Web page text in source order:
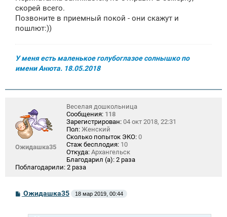
щ
н
и
скорей всего.
Позвоните в приемный покой - они скажут и
пошлют:))
У меня есть маленькое голубоглазое солнышко по
имени Анюта. 18.05.2018
Ожидашка35
Веселая дошкольница
Сообщения: 118
Зарегистрирован: 04 окт 2018, 22:31
Пол: Женский
Сколько попыток ЭКО: 0
Стаж бесплодия: 10
Откуда: Архангельск
Благодарил (а): 2 раза
Поблагодарили: 2 раза
С
о
Ожидашка35 18 мар 2019, 00:44